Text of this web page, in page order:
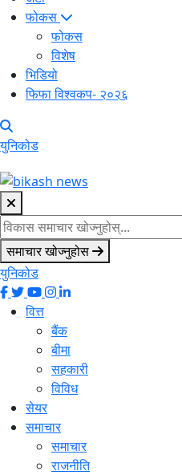
फोकस
फोकस
विशेष
भिडियो
फिफा विश्वकप- २०२६
युनिकोड
समाचार खोज्नुहोस
युनिकोड
वित्त
बैंक
बीमा
सहकारी
विविध
सेयर
समाचार
समाचार
राजनीति